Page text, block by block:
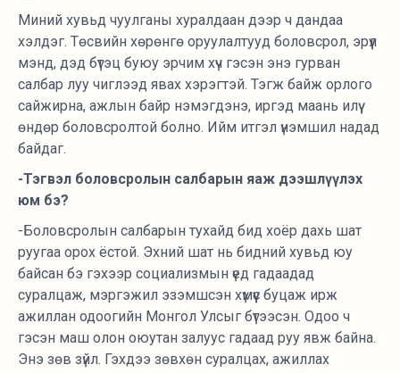
Миний хувьд чуулганы хуралдаан дээр ч дандаа
хэлдэг. Төсвийн хөрөнгө оруулалтууд боловсрол, эрүүл
мэнд, дэд бүтэц буюу эрчим хүч гэсэн энэ гурван
салбар луу чиглээд явах хэрэгтэй. Тэгж байж орлого
сайжирна, ажлын байр нэмэгдэнэ, иргэд маань илүү
өндөр боловсролтой болно. Ийм итгэл үнэмшил надад
байдаг.
-Тэгвэл боловсролын салбарын яаж дээшлүүлэх
юм бэ?
-Боловсролын салбарын тухайд бид хоёр дахь шат
руугаа орох ёстой. Эхний шат нь бидний хувьд юу
байсан бэ гэхээр социализмын үед гадаадад
суралцаж, мэргэжил эзэмшсэн хүмүүс буцаж ирж
ажиллан одоогийн Монгол Улсыг бүтээсэн. Одоо ч
гэсэн маш олон оюутан залуус гадаад руу явж байна.
Энэ зөв зүйл. Гэхдээ зөвхөн суралцах, ажиллах